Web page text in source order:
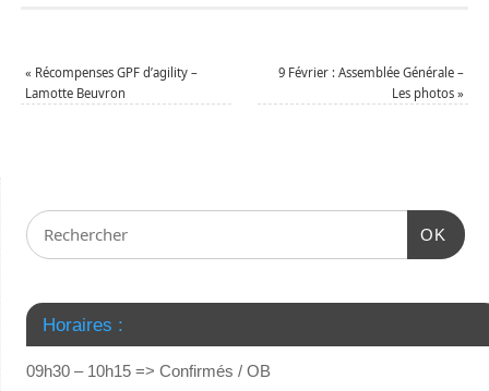
« Récompenses GPF d’agility –
Lamotte Beuvron
9 Février : Assemblée Générale –
Les photos»
OK
Horaires :
09h30 – 10h15 => Confirmés / OB